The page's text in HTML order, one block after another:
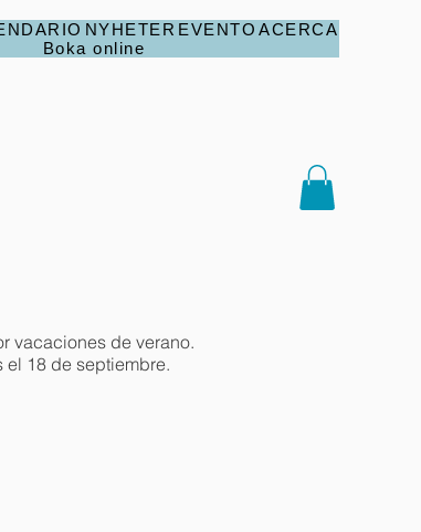
NYHETER EVENTO ACERCA
Boka online
vacaciones de verano.
el 18 de septiembre.